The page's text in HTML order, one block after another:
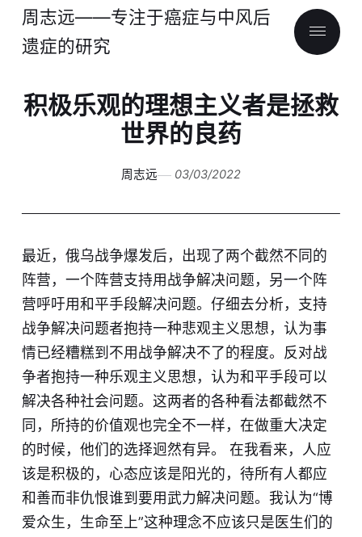
周志远——专注于癌症与中风后
遗症的研究
积极乐观的理想主义者是拯救
世界的良药
周志远 03/03/2022
最近，俄乌战争爆发后，出现了两个截然不同的
阵营，一个阵营支持用战争解决问题，另一个阵
营呼吁用和平手段解决问题。仔细去分析，支持
战争解决问题者抱持一种悲观主义思想，认为事
情已经糟糕到不用战争解决不了的程度。反对战
争者抱持一种乐观主义思想，认为和平手段可以
解决各种社会问题。这两者的各种看法都截然不
同，所持的价值观也完全不一样，在做重大决定
的时候，他们的选择迥然有异。 在我看来，人应
该是积极的，心态应该是阳光的，待所有人都应
和善而非仇恨谁到要用武力解决问题。我认为“博
爱众生，生命至上”这种理念不应该只是医生们的